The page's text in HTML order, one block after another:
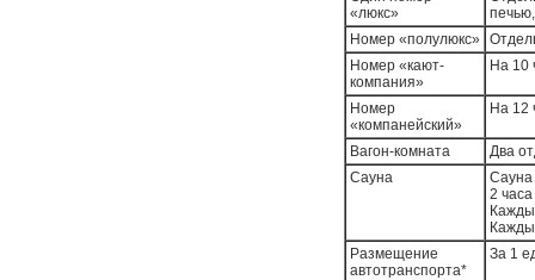
«люкс»
Номер «полулюкс»
Номер «кают-
компания»
На 10
Номер
«компанейский»
На 12
Вагон-комната
Два
Сауна
Сауна
2 часа
Размещение
автотранспорта*
За 1